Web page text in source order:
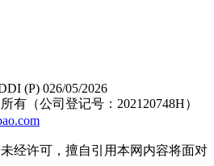
(P) 026/05/2026
有（公司登记号：202120748H）
经许可，擅自引用本网内容将面对